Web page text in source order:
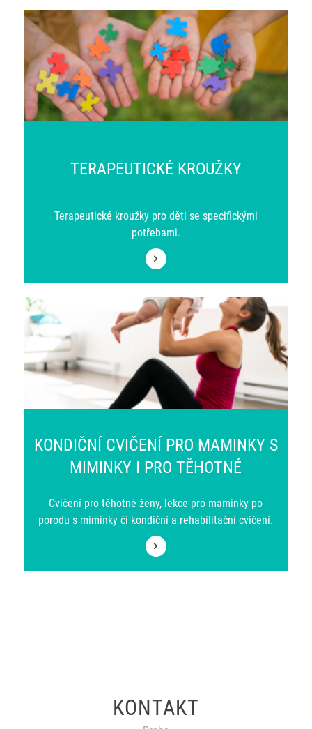
TERAPEUTICKÉ KROUŽKY
Terapeutické kroužky pro děti se specifickými
potřebami.
KONDIČNÍ CVIČENÍ PRO MAMINKY S
MIMINKY I PRO TĚHOTNÉ
Cvičení pro těhotné ženy, lekce pro maminky po
porodu s miminky či kondiční a rehabilitační cvičení.
KONTAKT